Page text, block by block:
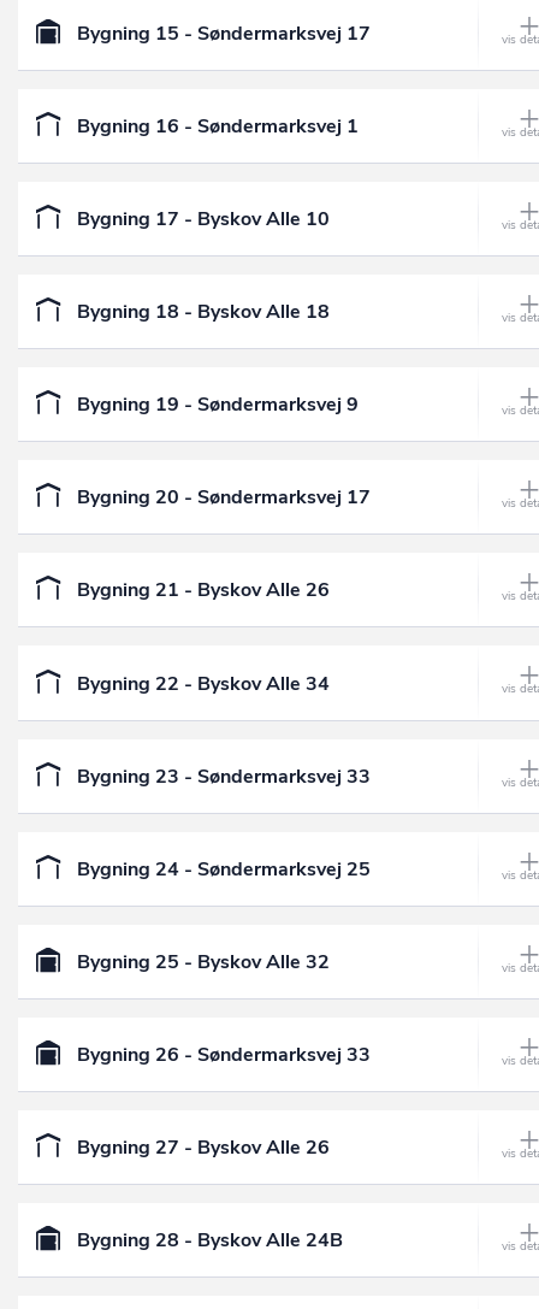
Bygning 15 - Søndermarksvej 17
Bygning 16 - Søndermarksvej 1
Bygning 17 - Byskov Alle 10
Bygning 18 - Byskov Alle 18
Bygning 19 - Søndermarksvej 9
Bygning 20 - Søndermarksvej 17
Bygning 21 - Byskov Alle 26
Bygning 22 - Byskov Alle 34
Bygning 23 - Søndermarksvej 33
Bygning 24 - Søndermarksvej 25
Bygning 25 - Byskov Alle 32
Bygning 26 - Søndermarksvej 33
Bygning 27 - Byskov Alle 26
Bygning 28 - Byskov Alle 24B